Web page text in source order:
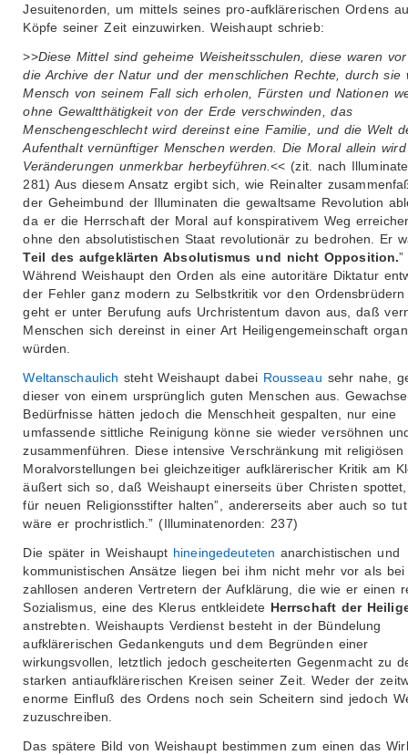
Jesuitenorden, um mittels seines pro-aufklärerischen Ordens
Köpfe seiner Zeit einzuwirken. Weishaupt schrieb:
>>Diese Mittel sind geheime Weisheitsschulen, diese waren
die Archive der Natur und der menschlichen Rechte, durch sie
Mensch von seinem Fall sich erholen, Fürsten und Nationen
ohne Gewaltthätigkeit von der Erde verschwinden, das
Menschengeschlecht wird dereinst eine Familie, und die Welt
Aufenthalt vernünftiger Menschen werden. Die Moral allein
Veränderungen unmerkbar herbeyführen.<< (zit. nach
281) Aus diesem Ansatz ergibt sich, wie Reinalter
der Geheimbund der Illuminaten die gewaltsame Revolution
da er die Herrschaft der Moral auf konspirativem Weg
ohne den absolutistischen Staat revolutionär zu bedrohen. Er
Teil des aufgeklärten Absolutismus und nicht Opposition.”
Während Weishaupt den Orden als eine autoritäre Diktatur
der Fehler ganz modern zu Selbstkritik vor den Ordensbrüdern
geht er unter Berufung aufs Urchristentum davon aus, daß
Menschen sich dereinst in einer Art Heiligengemeinschaft
würden.
Weltanschaulich steht Weishaupt dabei Rousseau sehr nahe,
dieser von einem ursprünglich guten Menschen aus.
Bedürfnisse hätten jedoch die Menschheit gespalten, nur eine
umfassende sittliche Reinigung könne sie wieder versöhnen
zusammenführen. Diese intensive Verschränkung mit religiösen
Moralvorstellungen bei gleichzeitiger aufklärerischer Kritik am
äußert sich so, daß Weishaupt einerseits über Christen
für neuen Religionsstifter halten”, andererseits aber auch so
wäre er prochristlich.” (Illuminatenorden: 237)
Die später in Weishaupt hineingedeuteten anarchistischen und
kommunistischen Ansätze liegen bei ihm nicht mehr vor als bei
zahllosen anderen Vertretern der Aufklärung, die wie er einen
Sozialismus, eine des Klerus entkleidete Herrschaft der
anstrebten. Weishaupts Verdienst besteht in der Bündelung
aufklärerischen Gedankenguts und dem Begründen einer
wirkungsvollen, letztlich jedoch gescheiterten Gegenmacht zu
starken antiaufklärerischen Kreisen seiner Zeit. Weder der
enorme Einfluß des Ordens noch sein Scheitern sind jedoch
zuzuschreiben.
Das spätere Bild von Weishaupt bestimmen zum einen das